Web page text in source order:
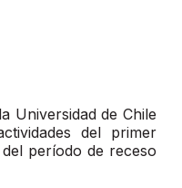
Universidad de Chile
del primer
período de receso